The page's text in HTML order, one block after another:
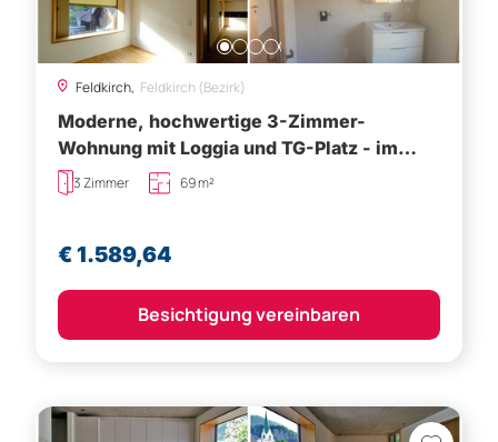
Feldkirch, Feldkirch (Bezirk)
Moderne, hochwertige 3-Zimmer-
Wohnung mit Loggia und TG-Platz - im
Zentrum von Feldkirch
3 Zimmer 69 m²
€ 1.589,64
Besichtigung vereinbaren